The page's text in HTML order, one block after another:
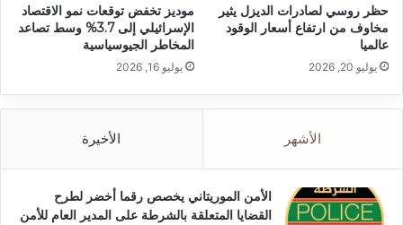
حظر روسي لصادرات الديزل يثير
مخاوف من ارتفاع أسعار الوقود
عالميا
يوليو 20, 2026
موديز تخفض توقعات نمو الاقتصاد
الإسرائيلي إلى 3.7% وسط تصاعد
المخاطر الجيوسياسية
يوليو 16, 2026
الأشهر الأخيرة
الأمن الموريتاني يخصص رقما أخضر لطرح
القضايا المتعلقة بالشرطة على المدير العام للأمن